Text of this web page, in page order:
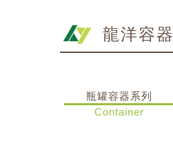
龍洋容器
瓶罐容器系列
Container